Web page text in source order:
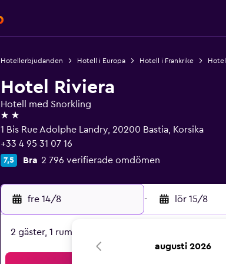
Hotellerbjudanden Hotell i Europa Hotell i Frankrike
Hotel Riviera
Hotell med Snorkling
2 stjärnor
1 Bis Rue Adolphe Landry, 20200 Bastia, Korsika
+33 4 95 31 07 16
7,5 Bra 2 796 verifierade omdömen
fre 14/8 - lör 15/8
2 gäster, 1 rum
augusti 2026